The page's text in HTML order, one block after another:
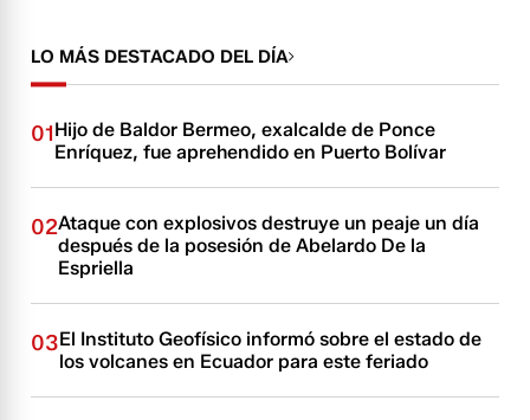
LO MÁS DESTACADO DEL DÍA
01Hijo de Baldor Bermeo, exalcalde de Ponce
Enríquez, fue aprehendido en Puerto Bolívar
02Ataque con explosivos destruye un peaje un día
después de la posesión de Abelardo De la
Espriella
03El Instituto Geofísico informó sobre el estado de
los volcanes en Ecuador para este feriado